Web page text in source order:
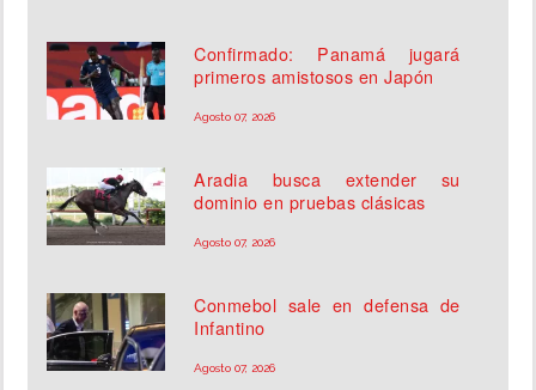
Confirmado: Panamá jugará
primeros amistosos en Japón
Agosto 07, 2026
Aradia busca extender su
dominio en pruebas clásicas
Agosto 07, 2026
Conmebol sale en defensa de
Infantino
Agosto 07, 2026